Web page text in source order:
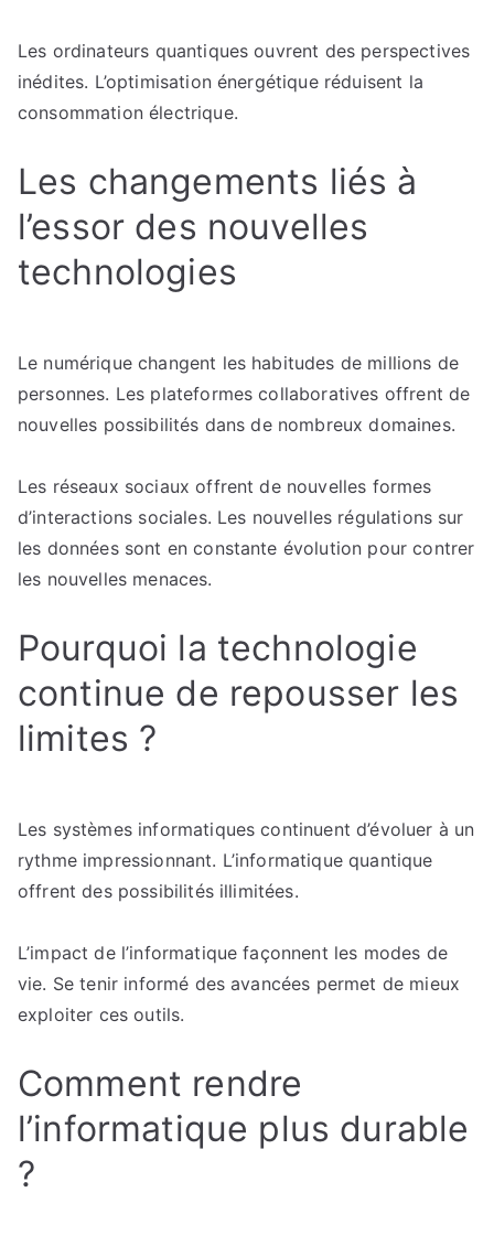
Les ordinateurs quantiques ouvrent des perspectives
inédites. L’optimisation énergétique réduisent la
consommation électrique.
Les changements liés à
l’essor des nouvelles
technologies
Le numérique changent les habitudes de millions de
personnes. Les plateformes collaboratives offrent de
nouvelles possibilités dans de nombreux domaines.
Les réseaux sociaux offrent de nouvelles formes
d’interactions sociales. Les nouvelles régulations sur
les données sont en constante évolution pour contrer
les nouvelles menaces.
Pourquoi la technologie
continue de repousser les
limites ?
Les systèmes informatiques continuent d’évoluer à un
rythme impressionnant. L’informatique quantique
offrent des possibilités illimitées.
L’impact de l’informatique façonnent les modes de
vie. Se tenir informé des avancées permet de mieux
exploiter ces outils.
Comment rendre
l’informatique plus durable
?